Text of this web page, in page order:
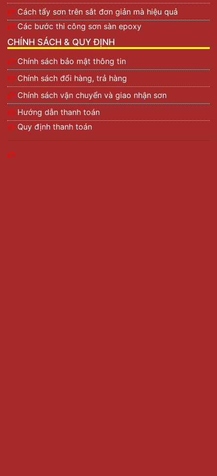
Cách tẩy sơn trên sắt đơn giản mà hiệu quả
Các bước thi công sơn sàn epoxy
CHÍNH SÁCH & QUY ĐỊNH
Chính sách bảo mật thông tin
Chính sách đổi hàng, trả hàng
Chính sách vận chuyển và giao nhận sơn
Hướng dẫn thanh toán
Quy định thanh toán